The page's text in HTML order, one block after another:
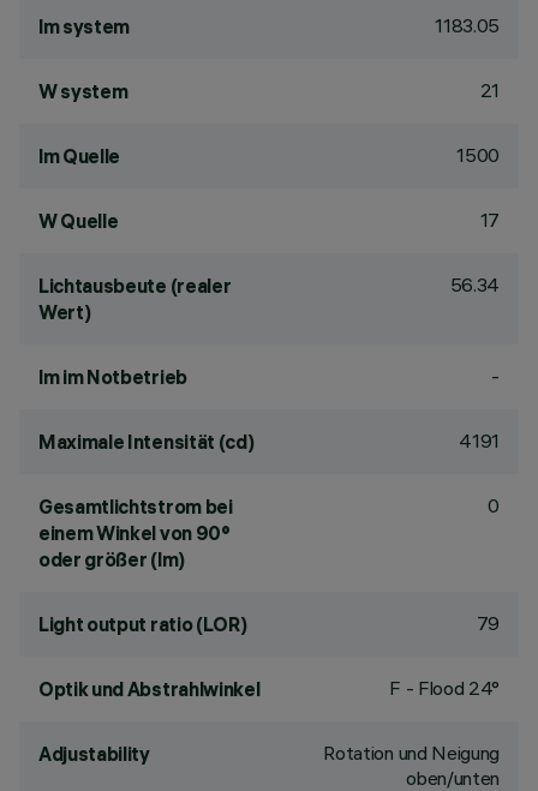
lm system 1183.05
W system 21
lm Quelle 1500
W Quelle 17
Lichtausbeute (realer
Wert)
56.34
lm im Notbetrieb -
Maximale Intensität (cd) 4191
Gesamtlichtstrom bei
einem Winkel von 90°
oder größer (lm)
0
Light output ratio (LOR) 79
Optik und Abstrahlwinkel F - Flood 24°
Adjustability
Rotation und Neigung
oben/unten